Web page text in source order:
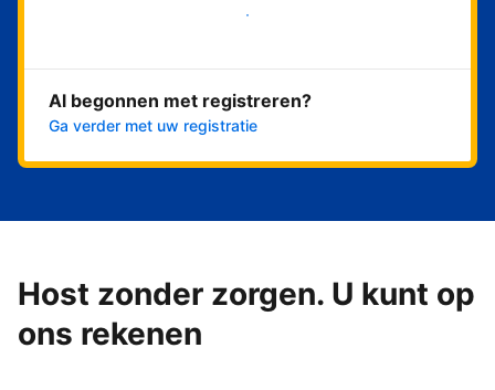
Nu meteen beginnen
Al begonnen met registreren?
Ga verder met uw registratie
Host zonder zorgen. U kunt op
ons rekenen